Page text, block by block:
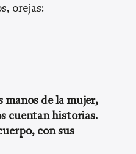
orejas:
manos de la mujer,
cuentan historias.
con sus